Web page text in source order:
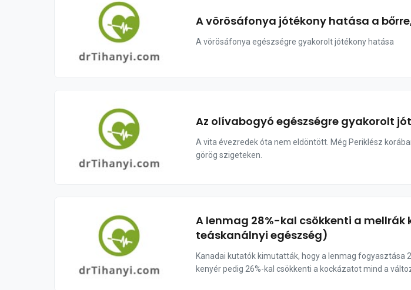
A vörösáfonya jótékony hatása a
A vörösáfonya egészségre gyakorolt jótékony hatása
Az olívabogyó egészségre gyakorolt
A vita évezredek óta nem eldöntött. Még Periklész
görög szigeteken.
A lenmag 28%-kal csökkenti a
teáskanálnyi egészség)
Kanadai kutatók kimutatták, hogy a lenmag fogyasztása
kenyér pedig 26%-kal csökkenti a kockázatot mind a